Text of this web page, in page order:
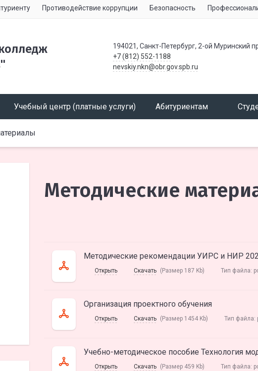
Противодействие коррупции Безопасность
194021, Санкт-Петербург, 2-ой Муринский
+7 (812) 552-1188
nevskiy.nkn@obr.gov.spb.ru
Учебный центр (платные услуги) Абитуриентам
Методические
Методические рекомендации УИРС и НИР
Открыть Скачать (Размер 187 Kb) Тип файла:
Организация проектного обучения
Открыть Скачать (Размер 1454 Kb) Тип файла:
Учебно-методическое пособие Технология
Открыть Скачать (Размер 459 Kb) Тип файла: